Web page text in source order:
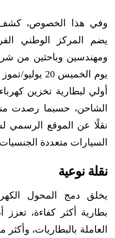
يضم المركز الوطني
ومهندسين وباحثين من
أولي لبطارية تخزين
الشاحن، حسبما رصدت
نقلًا عن الموقع الرسمي
السيارات متعددة
نقلة نوعية
يخلق دمج المحول
بطارية أكثر كفاءة، تعزز
العاملة بالبطاريات،